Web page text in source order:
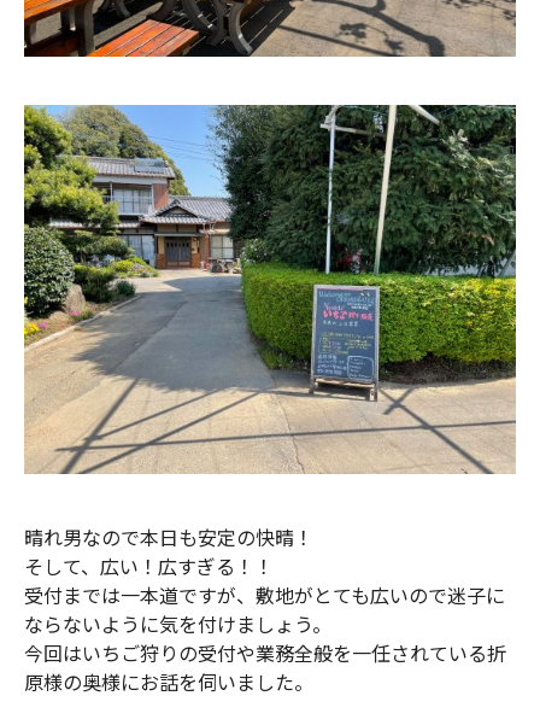
晴れ男なので本日も安定の快晴！
そして、広い！広すぎる！！
受付までは一本道ですが、敷地がとても広いので迷子に
ならないように気を付けましょう。
今回はいちご狩りの受付や業務全般を一任されている折
原様の奥様にお話を伺いました。